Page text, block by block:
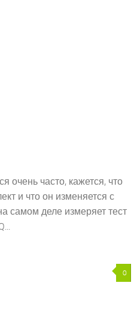
очень часто, кажется, что
и что он изменяется с
самом деле измеряет тест
0